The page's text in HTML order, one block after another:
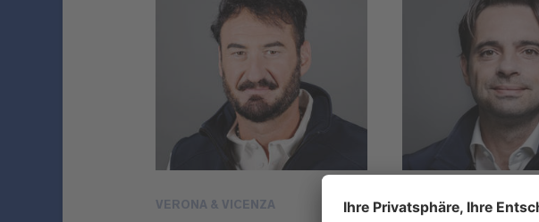
VERONA & VICENZA TREVISO &